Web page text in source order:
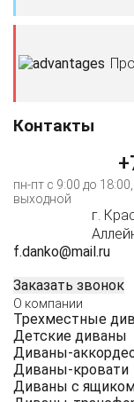
Контакты
пн-пт c 9:00 до
выходной
г.
f.danko@mail.ru
Заказать звонок
Main
navigation
О компании
Трехместные
Детские диваны
Диваны-
Диваны-кровати
Диваны с ящиком